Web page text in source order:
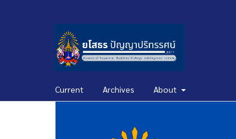
Current Archives About